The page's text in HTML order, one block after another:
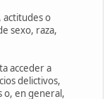
actitudes o
sexo, raza,
acceder a
delictivos,
o, en general,